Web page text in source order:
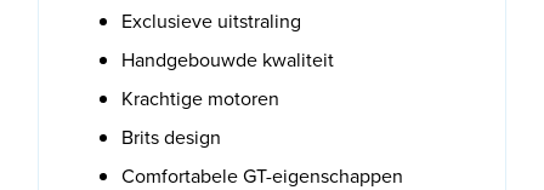
Exclusieve uitstraling
Handgebouwde kwaliteit
Krachtige motoren
Brits design
Comfortabele GT-eigenschappen